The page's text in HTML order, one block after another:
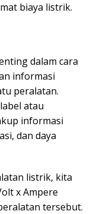
biaya listrik.
dalam cara
informasi
peralatan.
atau
informasi
dan daya
listrik, kita
x Ampere
tersebut.